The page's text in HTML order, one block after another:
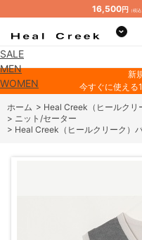
16,500円 （税込
SALE
MEN
WOMEN
新
今すぐに使える
ホーム > Heal Creek（ヒールクリ
> ニット/セーター
> Heal Creek（ヒールクリーク）